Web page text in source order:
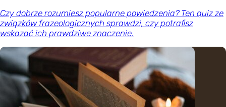
Czy dobrze rozumiesz popularne powiedzenia? Ten quiz ze
związków frazeologicznych sprawdzi, czy potrafisz
wskazać ich prawdziwe znaczenie.